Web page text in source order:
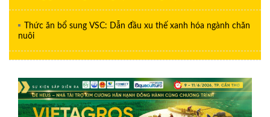
Thức ăn bổ sung VSC: Dẫn đầu xu thế xanh hóa ngành chăn
nuôi